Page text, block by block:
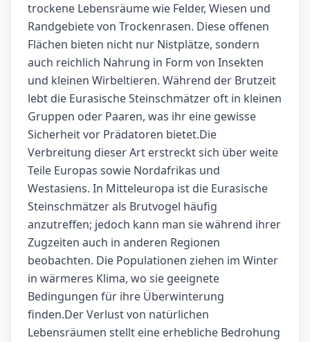
trockene Lebensräume wie Felder, Wiesen und
Randgebiete von Trockenrasen. Diese offenen
Flächen bieten nicht nur Nistplätze, sondern
auch reichlich Nahrung in Form von Insekten
und kleinen Wirbeltieren. Während der Brutzeit
lebt die Eurasische Steinschmätzer oft in kleinen
Gruppen oder Paaren, was ihr eine gewisse
Sicherheit vor Prädatoren bietet.Die
Verbreitung dieser Art erstreckt sich über weite
Teile Europas sowie Nordafrikas und
Westasiens. In Mitteleuropa ist die Eurasische
Steinschmätzer als Brutvogel häufig
anzutreffen; jedoch kann man sie während ihrer
Zugzeiten auch in anderen Regionen
beobachten. Die Populationen ziehen im Winter
in wärmeres Klima, wo sie geeignete
Bedingungen für ihre Überwinterung
finden.Der Verlust von natürlichen
Lebensräumen stellt eine erhebliche Bedrohung